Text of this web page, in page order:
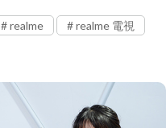
realme
realme 電視